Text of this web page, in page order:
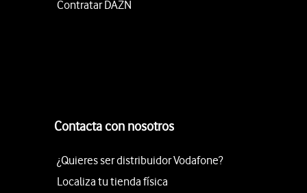
Contratar DAZN
Contacta con nosotros
¿Quieres ser distribuidor Vodafone?
Localiza tu tienda física